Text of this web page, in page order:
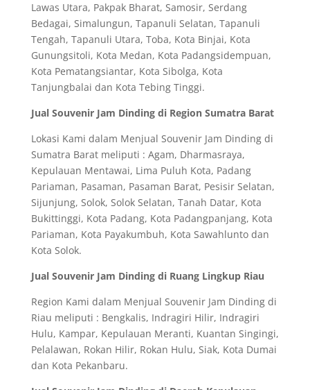
Lawas Utara, Pakpak Bharat, Samosir, Serdang
Bedagai, Simalungun, Tapanuli Selatan, Tapanuli
Tengah, Tapanuli Utara, Toba, Kota Binjai, Kota
Gunungsitoli, Kota Medan, Kota Padangsidempuan,
Kota Pematangsiantar, Kota Sibolga, Kota
Tanjungbalai dan Kota Tebing Tinggi.
Jual Souvenir Jam Dinding di Region Sumatra Barat
Lokasi Kami dalam Menjual Souvenir Jam Dinding di
Sumatra Barat meliputi : Agam, Dharmasraya,
Kepulauan Mentawai, Lima Puluh Kota, Padang
Pariaman, Pasaman, Pasaman Barat, Pesisir Selatan,
Sijunjung, Solok, Solok Selatan, Tanah Datar, Kota
Bukittinggi, Kota Padang, Kota Padangpanjang, Kota
Pariaman, Kota Payakumbuh, Kota Sawahlunto dan
Kota Solok.
Jual Souvenir Jam Dinding di Ruang Lingkup Riau
Region Kami dalam Menjual Souvenir Jam Dinding di
Riau meliputi : Bengkalis, Indragiri Hilir, Indragiri
Hulu, Kampar, Kepulauan Meranti, Kuantan Singingi,
Pelalawan, Rokan Hilir, Rokan Hulu, Siak, Kota Dumai
dan Kota Pekanbaru.